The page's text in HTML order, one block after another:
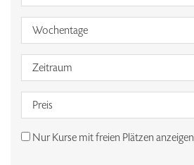
Wochentage
Zeitraum
Preis
Nur Kurse mit freien Plätzen anzeigen